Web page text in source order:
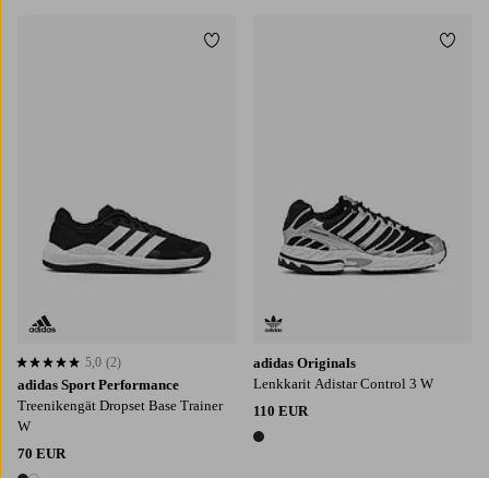
adidas Sport Performance
Treenikengät Dropset Base Trainer
W
70 EUR
5,0 perustuen 2 arvosanaan
5,0 (2)
Lisää suosikkeihin
adidas Originals
Lenkkarit Adistar Control 3 W
110 EUR
1 väri